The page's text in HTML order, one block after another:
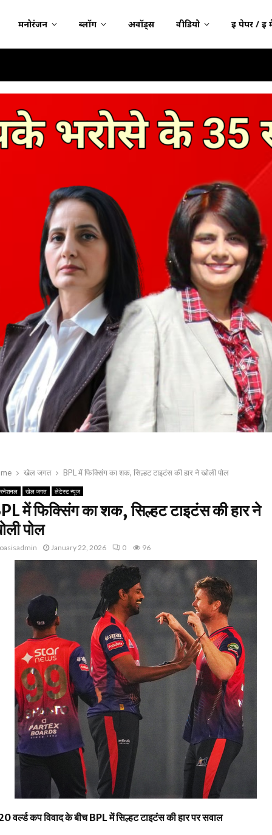
मनोरंजन ब्लॉग अवॉर्ड्स वीडियो ई पेपर / ई
खेल जगत BPL में फिक्सिंग का शक, सिल्हट टाइटंस की हार ने खोली पोल
खेल जगत लेटेस्ट न्यूज
में फिक्सिंग का शक, सिल्हट टाइटंस की हार ने
पोल
January 22, 2026 0 96
वर्ल्ड कप विवाद के बीच BPL में सिल्हट टाइटंस की हार पर सवाल